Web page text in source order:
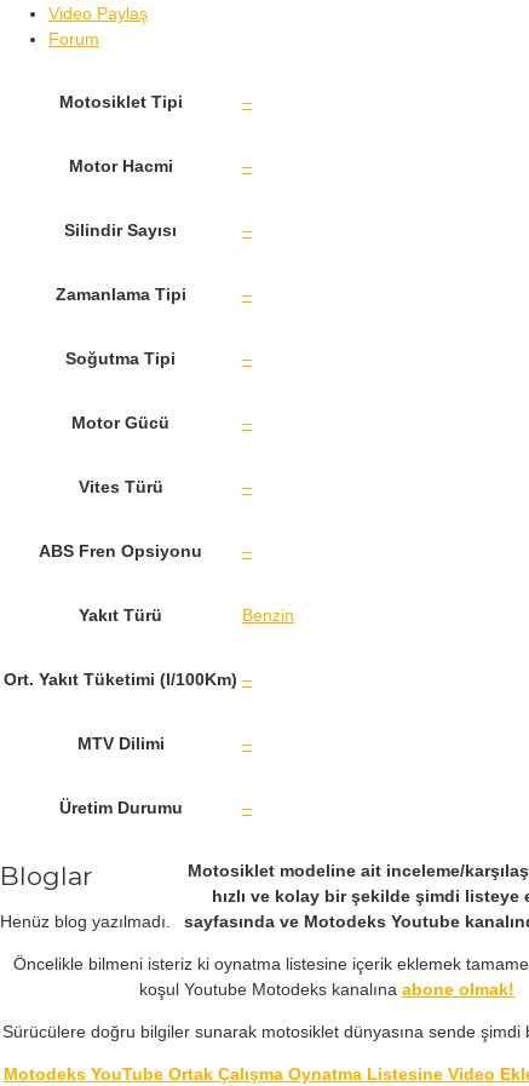
Video Paylaş
Forum
Motosiklet Tipi –
Motor Hacmi –
Silindir Sayısı –
Zamanlama Tipi –
Soğutma Tipi –
Motor Gücü –
Vites Türü –
ABS Fren Opsiyonu –
Yakıt Türü Benzin
Ort. Yakıt Tüketimi (l/100Km) –
MTV Dilimi –
Üretim Durumu –
Bloglar
Henüz blog yazılmadı.
Motosiklet modeline ait inceleme/
hızlı ve kolay bir şekilde şimdi listeye
sayfasında ve Motodeks Youtube
Öncelikle bilmeni isteriz ki oynatma listesine içerik eklemek
koşul Youtube Motodeks kanalına abone olmak!
Sürücülere doğru bilgiler sunarak motosiklet dünyasına sende şimdi
Motodeks YouTube Ortak Çalışma Oynatma Listesine Video